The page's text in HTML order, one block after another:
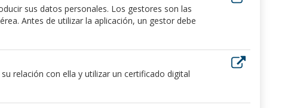
sus datos personales. Los gestores son las
Antes de utilizar la aplicación, un gestor debe
relación con ella y utilizar un certificado digital